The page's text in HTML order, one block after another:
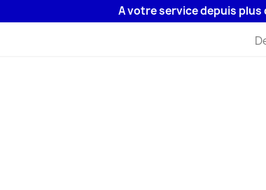
A votre service depuis plus de 15